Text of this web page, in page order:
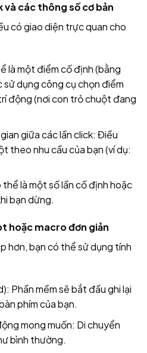
các thông số cơ bản
có giao diện trực quan cho
là một điểm cố định (bằng
dụng công cụ chọn điểm
động (nơi con trỏ chuột đang
giữa các lần click: Điều
theo nhu cầu của bạn (ví dụ:
thể là một số lần cố định hoặc
bạn dừng.
hoặc macro đơn giản
hơn, bạn có thể sử dụng tính
Phần mềm sẽ bắt đầu ghi lại
phím của bạn.
mong muốn: Di chuyển
bình thường.